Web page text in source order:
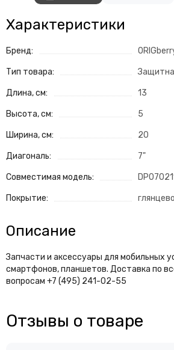
Характеристики
Бренд:
Тип товара:
Длина, см: 13
Высота, см: 5
Ширина, см: 20
Диагональ: 7"
Совместимая модель:
Покрытие:
Описание
Запчасти и аксессуары для мобильных
смартфонов, планшетов. Доставка по
вопросам +7 (495) 241-02-55
Отзывы о товаре